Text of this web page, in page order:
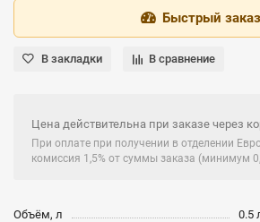
Быстрый заказ
В закладки В сравнение
Цена действительна при заказе через
При оплате при получении в отделении
комиссия 1,5% от суммы заказа (минимум
Объём, л
0.5